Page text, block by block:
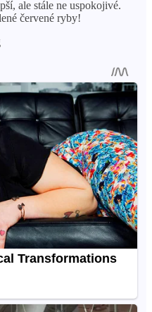
ale stále ne uspokojivé.
červené ryby!